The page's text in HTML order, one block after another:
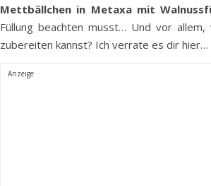
Mettbällchen in Metaxa mit
Füllung beachten musst… Und vor
zubereiten kannst? Ich verrate es dir hier…